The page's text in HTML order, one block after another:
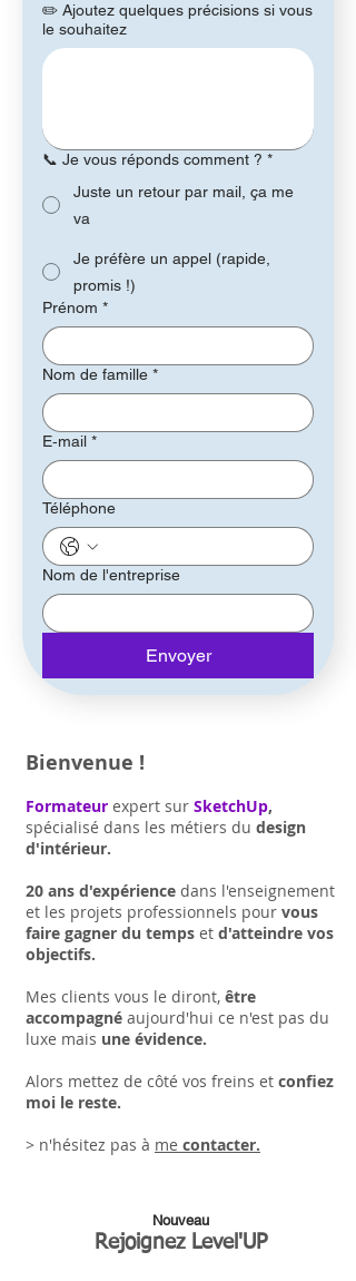
✏️ Ajoutez quelques précisions si vous
le souhaitez
📞 Je vous réponds comment ? *
Juste un retour par mail, ça me
va
Je préfère un appel (rapide,
promis !)
Prénom *
Nom de famille *
E‑mail *
Téléphone
Nom de l'entreprise
Envoyer
Bienvenue !
Formateur expert sur SketchUp,
spécialisé dans les métiers du design
d'intérieur.
20 ans d'expérience dans l'enseignement
et les projets professionnels pour vous
faire gagner du temps et d'atteindre vos
objectifs.
Mes clients vous le diront, être
accompagné aujourd'hui ce n'est pas du
luxe mais une évidence.
Alors mettez de côté vos freins et confiez
moi le reste.
> n'hésitez pas à me contacter.
Nouveau
Rejoignez Level'UP